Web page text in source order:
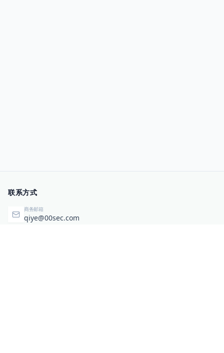
联系方式
商务邮箱
qiye@00sec.com